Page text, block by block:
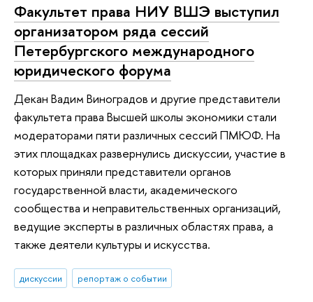
Факультет права НИУ ВШЭ выступил
организатором ряда сессий
Петербургского международного
юридического форума
Декан Вадим Виноградов и другие представители
факультета права Высшей школы экономики стали
модераторами пяти различных сессий ПМЮФ. На
этих площадках развернулись дискуссии, участие в
которых приняли представители органов
государственной власти, академического
сообщества и неправительственных организаций,
ведущие эксперты в различных областях права, а
также деятели культуры и искусства.
дискуссии репортаж о событии